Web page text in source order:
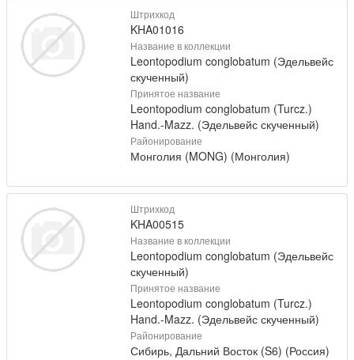
Штрихкод
KHA01016
Название в коллекции
Leontopodium conglobatum (Эдельвейс
скученный)
Принятое название
Leontopodium conglobatum (Turcz.)
Hand.-Mazz. (Эдельвейс скученный)
Районирование
Монголия (MONG) (Монголия)
Штрихкод
KHA00515
Название в коллекции
Leontopodium conglobatum (Эдельвейс
скученный)
Принятое название
Leontopodium conglobatum (Turcz.)
Hand.-Mazz. (Эдельвейс скученный)
Районирование
Сибирь, Дальний Восток (S6) (Россия)